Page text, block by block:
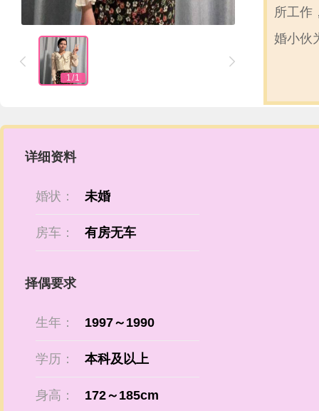

1/1

所工作
婚小伙
详细资料
婚状： 未婚
房车： 有房无车
择偶要求
生年： 1997～1990
学历： 本科及以上
身高： 172～185cm